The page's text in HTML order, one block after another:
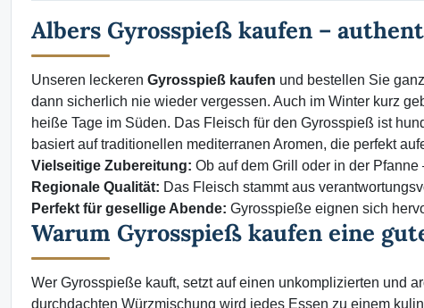
Albers Gyrosspieß kaufen –
Unseren leckeren Gyrosspieß kaufen und bestellen Sie
dann sicherlich nie wieder vergessen. Auch im Winter kurz
heiße Tage im Süden. Das Fleisch für den Gyrosspieß ist
basiert auf traditionellen mediterranen Aromen, die perfekt
Vielseitige Zubereitung: Ob auf dem Grill oder in der
Regionale Qualität: Das Fleisch stammt aus
Perfekt für gesellige Abende: Gyrosspieße eignen sich
Warum Gyrosspieß kaufen eine
Wer Gyrosspieße kauft, setzt auf einen unkomplizierten und
durchdachten Würzmischung wird jedes Essen zu einem